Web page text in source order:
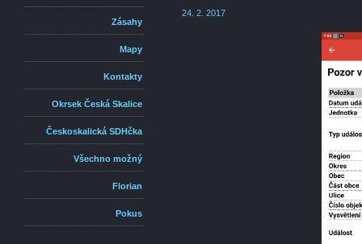
Zásahy
Mapy
Kontakty
Okrsek Česká Skalice
Českoskalická SDHčka
Všechno možný
Florian
Pokus
24. 2. 2017